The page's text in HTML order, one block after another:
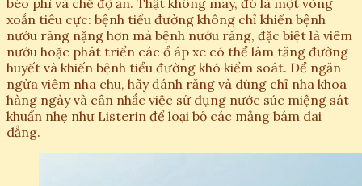
xoắn tiêu cực: bệnh tiểu đường không chỉ khiến bệnh
nướu răng nặng hơn mà bệnh nướu răng, đặc biệt là viêm
nướu hoặc phát triển các ổ áp xe có thể làm tăng đường
huyết và khiến bệnh tiểu đường khó kiểm soát. Để ngăn
ngừa viêm nha chu, hãy đánh răng và dùng chỉ nha khoa
hàng ngày và cân nhắc việc sử dụng nước súc miệng sát
khuẩn nhẹ như Listerin để loại bỏ các mảng bám dai
dẳng.